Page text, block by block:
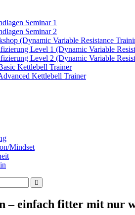
Seminar 1
Seminar 2
(Dynamic Variable Resistance
Level 1 (Dynamic Variable
Level 2 (Dynamic Variable
Kettlebell Trainer
Kettlebell Trainer
Mindset
– einfach fitter mit nur